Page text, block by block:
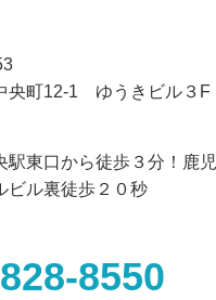
央町12-1 ゆうきビル３F
駅東口から徒歩３分！鹿
ビル裏徒歩２０秒
8550